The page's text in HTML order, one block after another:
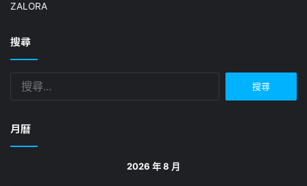
ZALORA
搜尋
月曆
2026 年 8 月